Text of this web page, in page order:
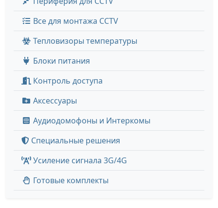
Все для монтажа CCTV
Тепловизоры температуры
Блоки питания
Контроль доступа
Аксессуары
Аудиодомофоны и Интеркомы
Специальные решения
Усиление сигнала 3G/4G
Готовые комплекты